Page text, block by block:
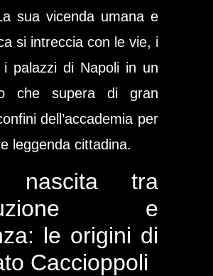
sua vicenda umana e
si intreccia con le vie, i
palazzi di Napoli in un
che supera di gran
dell’accademia per
leggenda cittadina.
nascita tra
e
le origini di
Caccioppoli